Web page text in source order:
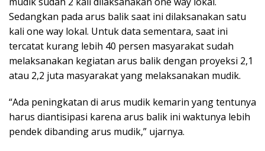
Sedangkan pada arus balik saat ini dilaksanakan satu
kali one way lokal. Untuk data sementara, saat ini
tercatat kurang lebih 40 persen masyarakat sudah
melaksanakan kegiatan arus balik dengan proyeksi 2,1
atau 2,2 juta masyarakat yang melaksanakan mudik.
“Ada peningkatan di arus mudik kemarin yang tentunya
harus diantisipasi karena arus balik ini waktunya lebih
pendek dibanding arus mudik,” ujarnya.